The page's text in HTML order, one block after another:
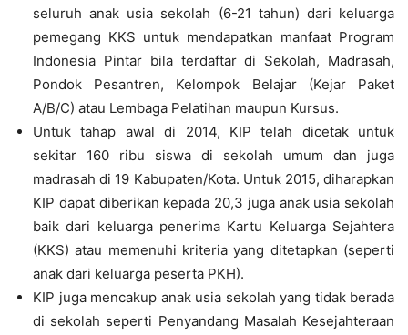
seluruh anak usia sekolah (6-21 tahun) dari keluarga
pemegang KKS untuk mendapatkan manfaat Program
Indonesia Pintar bila terdaftar di Sekolah, Madrasah,
Pondok Pesantren, Kelompok Belajar (Kejar Paket
A/B/C) atau Lembaga Pelatihan maupun Kursus.
Untuk tahap awal di 2014, KIP telah dicetak untuk
sekitar 160 ribu siswa di sekolah umum dan juga
madrasah di 19 Kabupaten/Kota. Untuk 2015, diharapkan
KIP dapat diberikan kepada 20,3 juga anak usia sekolah
baik dari keluarga penerima Kartu Keluarga Sejahtera
(KKS) atau memenuhi kriteria yang ditetapkan (seperti
anak dari keluarga peserta PKH).
KIP juga mencakup anak usia sekolah yang tidak berada
di sekolah seperti Penyandang Masalah Kesejahteraan